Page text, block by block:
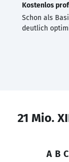
Kostenlos
Schon als
deutlich
21 Mio.
A B C